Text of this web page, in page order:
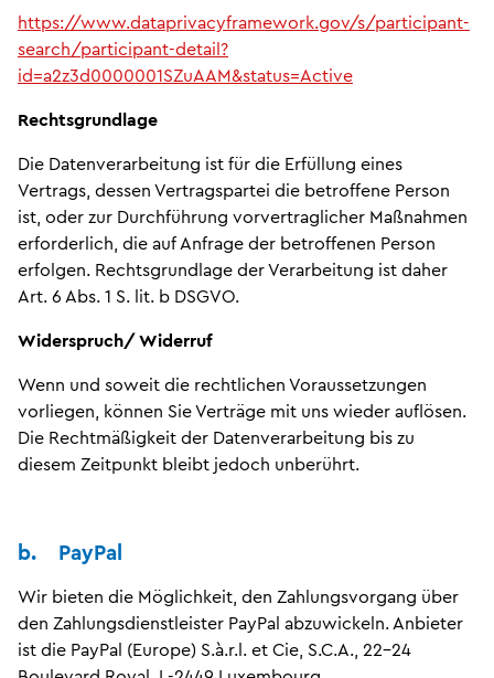
https://www.dataprivacyframework.gov/s/participant-
search/participant-detail?
id=a2z3d0000001SZuAAM&status=Active
Rechtsgrundlage
Die Datenverarbeitung ist für die Erfüllung eines
Vertrags, dessen Vertragspartei die betroffene Person
ist, oder zur Durchführung vorvertraglicher Maßnahmen
erforderlich, die auf Anfrage der betroffenen Person
erfolgen. Rechtsgrundlage der Verarbeitung ist daher
Art. 6 Abs. 1 S. lit. b DSGVO.
Widerspruch/ Widerruf
Wenn und soweit die rechtlichen Voraussetzungen
vorliegen, können Sie Verträge mit uns wieder auflösen.
Die Rechtmäßigkeit der Datenverarbeitung bis zu
diesem Zeitpunkt bleibt jedoch unberührt.
b. PayPal
Wir bieten die Möglichkeit, den Zahlungsvorgang über
den Zahlungsdienstleister PayPal abzuwickeln. Anbieter
ist die PayPal (Europe) S.à.r.l. et Cie, S.C.A., 22-24